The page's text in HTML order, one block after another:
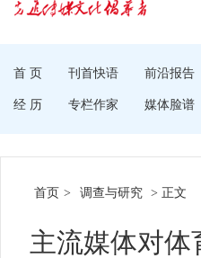
首 页 刊首快语 前沿报告
经 历 专栏作家 媒体脸谱
首页 > 调查与研究 > 正文
主流媒体对